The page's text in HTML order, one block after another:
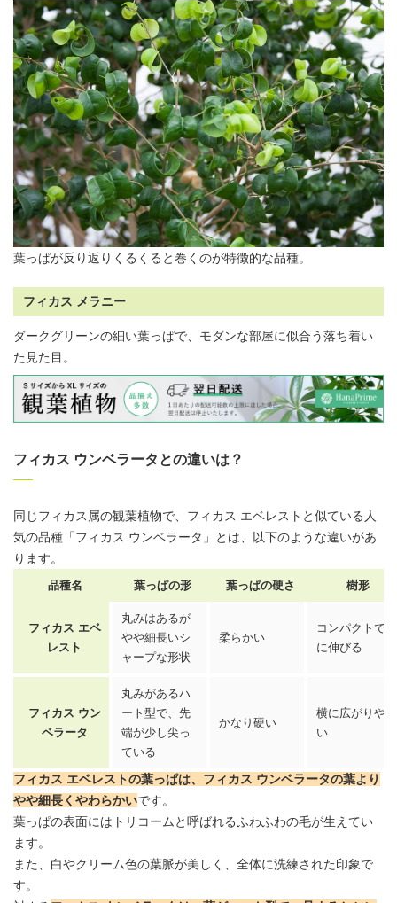
葉っぱが反り返りくるくると巻くのが特徴的な品種。
フィカス メラニー
ダークグリーンの細い葉っぱで、モダンな部屋に似合う落ち着い
た見た目。
フィカス ウンベラータとの違いは？
同じフィカス属の観葉植物で、フィカス エベレストと似ている人
気の品種「フィカス ウンベラータ 」とは、以下のような違いがあ
ります。
品種名 葉っぱの形 葉っぱの硬さ 樹形
フィカス エベ
レスト
丸みはあるが
やや細長いシ
ャープな形状
柔らかい
コンパクトで縦
に伸びる
フィカス ウン
ベラータ
丸みがあるハ
ート型で、先
端が少し尖っ
ている
かなり硬い
横に広がりやす
い
フィカス エベレストの葉っぱは、 フィカス ウンベラータの葉より
やや細長くやわらかいです。
葉っぱの表面にはトリコームと呼ばれるふわふわの毛が生えてい
ます。
また、白やクリーム色の葉脈が美しく、全体に洗練された印象で
す。